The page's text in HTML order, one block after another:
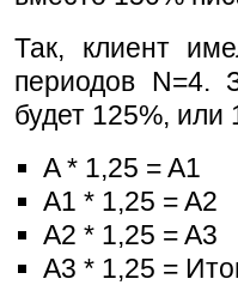
Так, клиент
периодов N=4.
будет 125%, или
A * 1,25 = A1
A1 * 1,25 = A2
A2 * 1,25 = A3
A3 * 1,25 =